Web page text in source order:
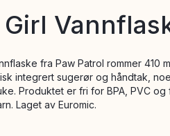
Girl
fra Paw Patrol rommer 410
integrert sugerør og håndtak,
Produktet er fri for BPA, PVC
Laget av Euromic.